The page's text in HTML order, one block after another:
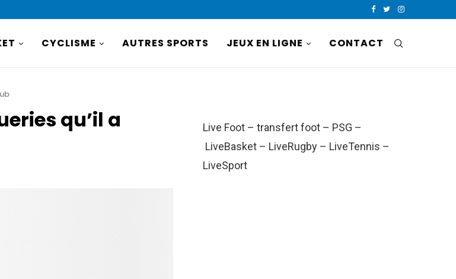
CYCLISME AUTRES SPORTS JEUX EN LIGNE CONTACT
qu’il a
Live Foot – transfert foot – PSG –
LiveBasket – LiveRugby – LiveTennis –
LiveSport